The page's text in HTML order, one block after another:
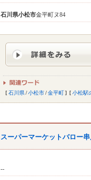
石川県小松市金平町ヌ84
石川県/小松市/金平町 小松駅
スーパーマーケットバロー
--